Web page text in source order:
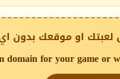
او موقعك بدون
domain for your game or